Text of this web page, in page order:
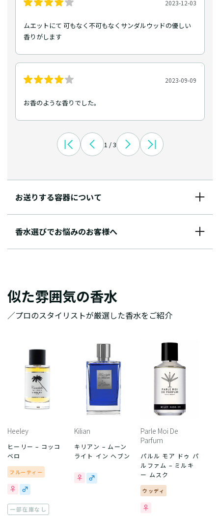
2023-12-03
ムエットにて 可もなく不可もなくサンダルウッドの優しい
香りがします
2023-09-09
お香のような香りでした。
1 / 3
お送りする容器について
香水選びでお悩みのお客様へ
似た雰囲気の香水
／プロのスタイリストが厳選した香水をご紹介
Heeley
ヒーリー – コッコ
ベロ
フルーティー
一部在庫なし
Kilian
キリアン – ムーン
ライト イン ヘブン
Parle Moi De
Parfum
パルル モア ドゥ パ
ルファム – ミルキ
ー ムスク
ウッディ